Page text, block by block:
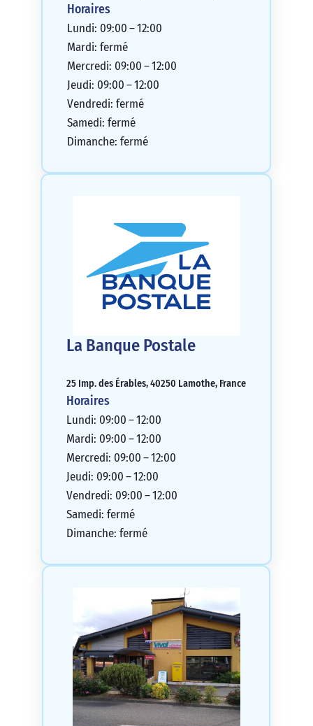
Horaires
Lundi: 09:00 – 12:00
Mardi: fermé
Mercredi: 09:00 – 12:00
Jeudi: 09:00 – 12:00
Vendredi: fermé
Samedi: fermé
Dimanche: fermé
La Banque Postale
25 Imp. des Érables, 40250 Lamothe, France
Horaires
Lundi: 09:00 – 12:00
Mardi: 09:00 – 12:00
Mercredi: 09:00 – 12:00
Jeudi: 09:00 – 12:00
Vendredi: 09:00 – 12:00
Samedi: fermé
Dimanche: fermé